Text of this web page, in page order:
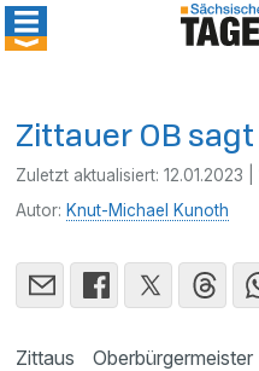
Zittauer OB
Zuletzt aktualisiert:12.01.2023 |
Autor: Knut-Michael Kunoth
Zittaus